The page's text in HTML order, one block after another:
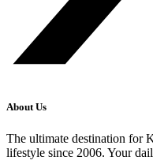
About Us
The ultimate destination for
lifestyle since 2006. Your